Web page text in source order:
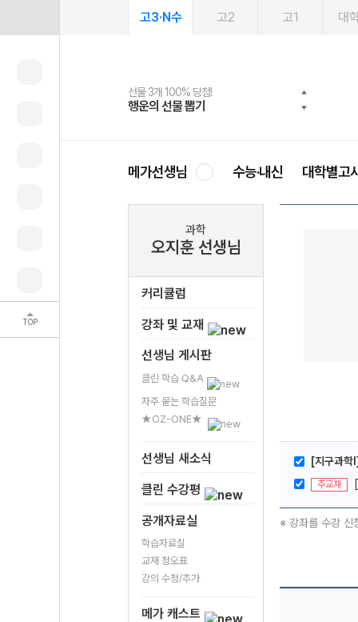
TOP
고3·N수 고2 고1 대
선물 3개 100% 당첨!
행운의 선물 뽑기
선물 100% 증정!
메가스터디 X 올리브
여름방학 스터디 캐시백
메가런 썸머스쿨
2027 러셀 단과
강사 공개선발
스마트러닝앱
설문 EVENT
메가패스
3일 무료 체험권
메가패스 수강생 무료혜택!
메가클럽 멤버십
사회공헌 캠페인
희망이룸 메가나눔
메가선생님 수능·내신 대학별고
과학
오지훈 선생님
커리큘럼
강좌 및 교재
선생님 게시판
클린 학습 Q&A
자주 묻는 학습질문
★OZ-ONE★
선생님 새소식
클린 수강평
공개자료실
학습자료실
교재 정오표
강의 수정/추가
메가 캐스트
[지구과
주교재
※ 강좌를 수강 신